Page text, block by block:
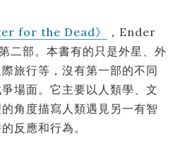
for the Dead》
，Ender
二部。本書有的只是外星、外
旅行等，沒有第一部的不同
場面。它主要以人類學、文
角度描寫人類遇見另一有智
反應和行為。